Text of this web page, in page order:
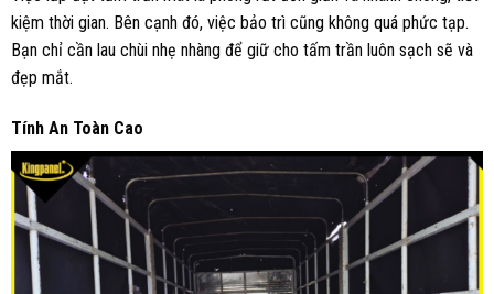
kiệm thời gian. Bên cạnh đó, việc bảo trì cũng không quá phức tạp.
Bạn chỉ cần lau chùi nhẹ nhàng để giữ cho tấm trần luôn sạch sẽ và
đẹp mắt.
Tính An Toàn Cao